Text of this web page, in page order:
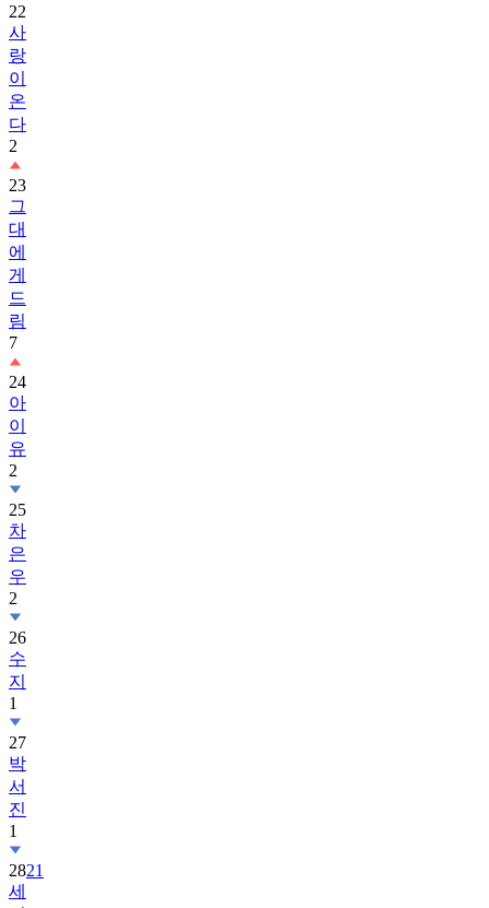
22
사
랑
이
온
다
2
23
그
대
에
게
드
림
7
24
아
이
유
2
25
차
은
우
2
26
수
지
1
27
박
서
진
1
2821
세